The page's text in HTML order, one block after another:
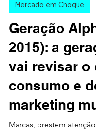
14 de ago. de 2023
7
Mercado em Choque
Geração
2015): a
vai revisar o
consumo e